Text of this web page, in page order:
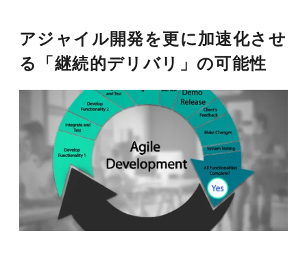
アジャイル開発を更に加速化させ
る「継続的デリバリ」の可能性